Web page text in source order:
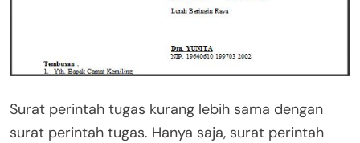
Surat perintah tugas kurang lebih sama dengan
surat perintah tugas. Hanya saja, surat perintah